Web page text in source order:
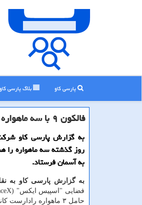
پارسی کاو بلاگ پارسی كاو
فالكون ۹ با سه ماهواره به آسمان پرتاب شد
به آسمان فرستاد.
به گزارش پارسی كاو به
حامل ۳ ماهواره